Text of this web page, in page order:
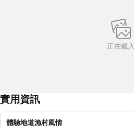
正在載入
實用資訊
體驗地道漁村風情